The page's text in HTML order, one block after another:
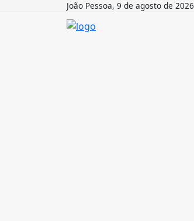
João Pessoa, 9 de agosto de 2026